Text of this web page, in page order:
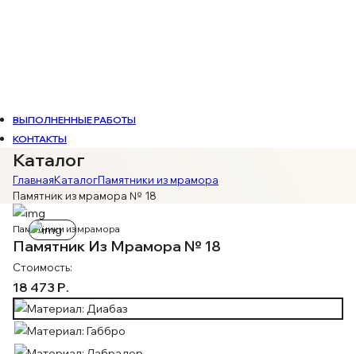
ВЫПОЛНЕННЫЕ РАБОТЫ
КОНТАКТЫ
Каталог
ГлавнаяКаталогПамятники из мрамора
Памятник из мрамора № 18
Памятники из мрамора
Памятник Из Мрамора № 18
Стоимость:
18 473 Р.